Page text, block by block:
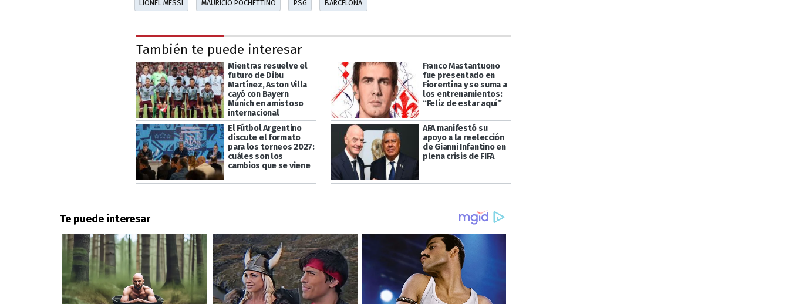
LIONEL MESSI MAURICIO POCHETTINO PSG BARCELONA
También te puede interesar
Mientras resuelve el
futuro de Dibu
Martínez, Aston Villa
cayó con Bayern
Múnich en amistoso
internacional
Franco Mastantuono
fue presentado en
Fiorentina y se suma a
los entrenamientos:
“Feliz de estar aquí”
El Fútbol Argentino
discute el formato
para los torneos 2027:
cuáles son los
cambios que se viene
AFA manifestó su
apoyo a la reelección
de Gianni Infantino en
plena crisis de FIFA